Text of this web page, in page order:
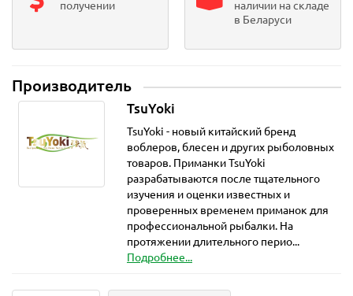
получении
наличии на складе
в Беларуси
Производитель
TsuYoki
TsuYoki - новый китайский бренд
воблеров, блесен и других рыболовных
товаров. Приманки TsuYoki
разрабатываются после тщательного
изучения и оценки известных и
проверенных временем приманок для
профессиональной рыбалки. На
протяжении длительного перио...
Подробнее...